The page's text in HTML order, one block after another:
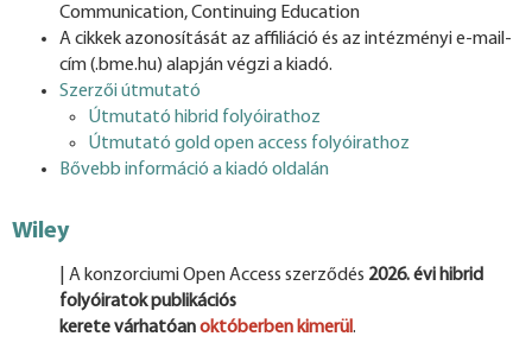
Communication, Continuing Education
A cikkek azonosítását az affiliáció és az intézményi e-mail-
cím (.bme.hu) alapján végzi a kiadó.
Szerzői útmutató
Útmutató hibrid folyóirathoz
Útmutató gold open access folyóirathoz
Bővebb információ a kiadó oldalán
Wiley
| A konzorciumi Open Access szerződés 2026. évi hibrid
folyóiratok publikációs
keretevárhatóanoktóberben kimerül.